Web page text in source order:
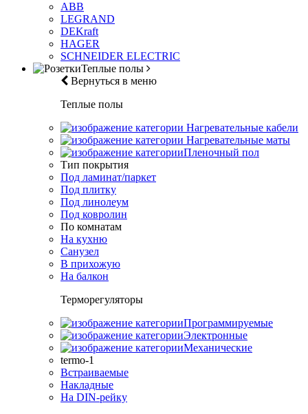
ABB
LEGRAND
DEKraft
HAGER
SCHNEIDER ELECTRIC
Теплые полы
Вернуться в меню
Теплые полы
Нагревательные кабели
Нагревательные маты
Пленочный пол
Тип покрытия
Под ламинат/паркет
Под плитку
Под линолеум
Под ковролин
По комнатам
На кухню
Санузел
В прихожую
На балкон
Терморегуляторы
Программируемые
Электронные
Механические
termo-1
Встраиваемые
Накладные
На DIN-рейку